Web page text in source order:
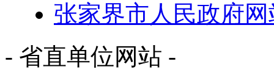
张家界市人民政府网
- 省直单位网站 -